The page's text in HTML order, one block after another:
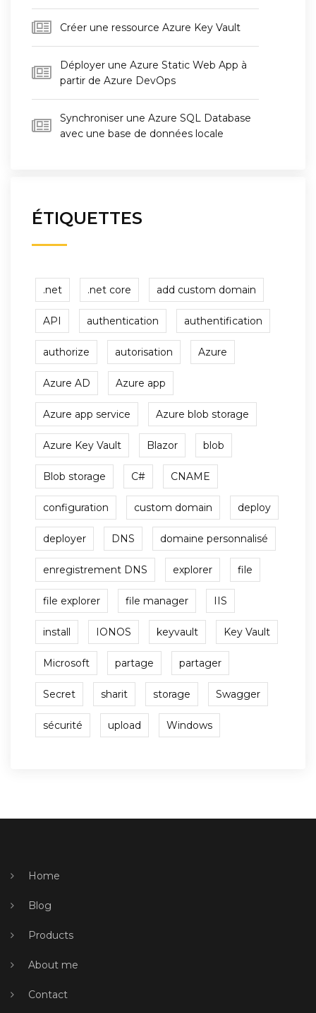
Créer une ressource Azure Key Vault
Déployer une Azure Static Web App à
partir de Azure DevOps
Synchroniser une Azure SQL Database
avec une base de données locale
ÉTIQUETTES
.net .net core add custom domain
API authentication authentification
authorize autorisation Azure
Azure AD Azure app
Azure app service Azure blob storage
Azure Key Vault Blazor blob
Blob storage C# CNAME
configuration custom domain deploy
deployer DNS domaine personnalisé
enregistrement DNS explorer file
file explorer file manager IIS
install IONOS keyvault Key Vault
Microsoft partage partager
Secret sharit storage Swagger
sécurité upload Windows
Home
Blog
Products
About me
Contact